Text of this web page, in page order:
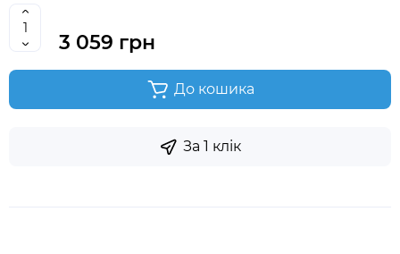
3 059 грн
До кошика
За 1 клік